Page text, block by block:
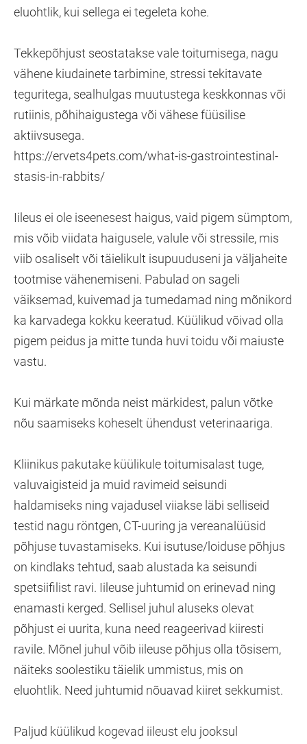
eluohtlik, kui sellega ei tegeleta kohe.
Tekkepõhjust seostatakse vale toitumisega, nagu
vähene kiudainete tarbimine, stressi tekitavate
teguritega, sealhulgas muutustega keskkonnas või
rutiinis, põhihaigustega või vähese füüsilise
aktiivsusega.
https://ervets4pets.com/what-is-gastrointestinal-
stasis-in-rabbits/
Iileus ei ole iseenesest haigus, vaid pigem sümptom,
mis võib viidata haigusele, valule või stressile, mis
viib osaliselt või täielikult isupuuduseni ja väljaheite
tootmise vähenemiseni. Pabulad on sageli
väiksemad, kuivemad ja tumedamad ning mõnikord
ka karvadega kokku keeratud. Küülikud võivad olla
pigem peidus ja mitte tunda huvi toidu või maiuste
vastu.
Kui märkate mõnda neist märkidest, palun võtke
nõu saamiseks koheselt ühendust veterinaariga.
Kliinikus pakutake küülikule toitumisalast tuge,
valuvaigisteid ja muid ravimeid seisundi
haldamiseks ning vajadusel viiakse läbi selliseid
testid nagu röntgen, CT-uuring ja vereanalüüsid
põhjuse tuvastamiseks. Kui isutuse/loiduse põhjus
on kindlaks tehtud, saab alustada ka seisundi
spetsiifilist ravi. Iileuse juhtumid on erinevad ning
enamasti kerged. Sellisel juhul aluseks olevat
põhjust ei uurita, kuna need reageerivad kiiresti
ravile. Mõnel juhul võib iileuse põhjus olla tõsisem,
näiteks soolestiku täielik ummistus, mis on
eluohtlik. Need juhtumid nõuavad kiiret sekkumist.
Paljud küülikud kogevad iileust elu jooksul